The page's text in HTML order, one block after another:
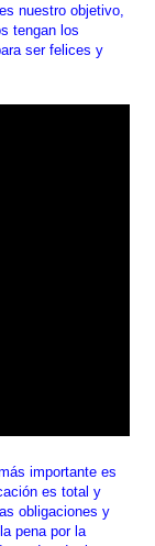
nuestro objetivo,
tengan los
ser felices y
importante es
es total y
obligaciones y
pena por la